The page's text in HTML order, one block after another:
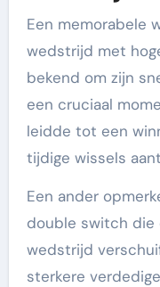
Een memorabele
wedstrijd met
bekend om zijn
een cruciaal
leidde tot een
tijdige wissels
Een ander
double switch die
wedstrijd
sterkere